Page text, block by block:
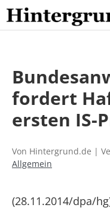
Skip
to
content
fordert
ersten IS-
Von Hintergrund.de |
Allgemein
(28.11.2014/dpa/